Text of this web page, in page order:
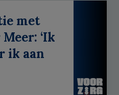
met
‘Ik
ik aan